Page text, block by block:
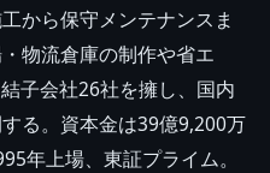
から保守メンテナンスま
物流倉庫の制作や省エ
子会社26社を擁し、国内
る。資本金は39億9,200万
年上場、東証プライム。